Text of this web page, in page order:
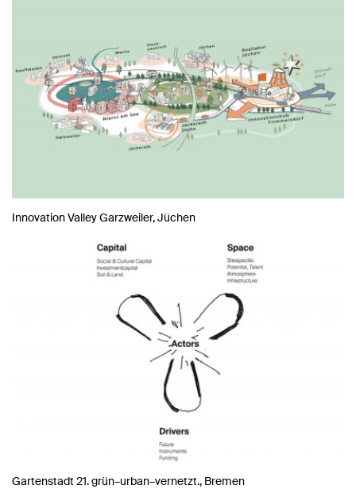
Innovation Valley Garzweiler, Jüchen
Gartenstadt 21. grün–urban–vernetzt., Bremen